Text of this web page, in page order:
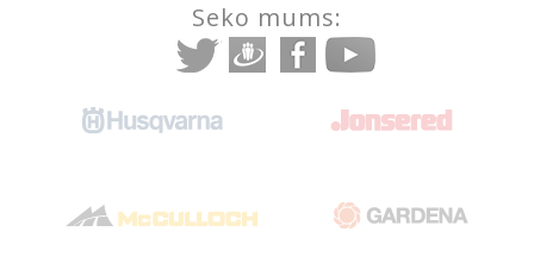
Seko mums: